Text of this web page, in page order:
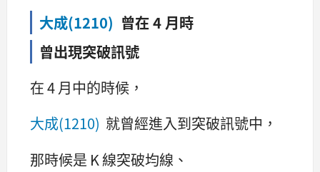
大成(1210) 曾在 4 月時
曾出現突破訊號
在 4 月中的時候，
大成(1210) 就曾經進入到突破訊號中，
那時候是 K 線突破均線、